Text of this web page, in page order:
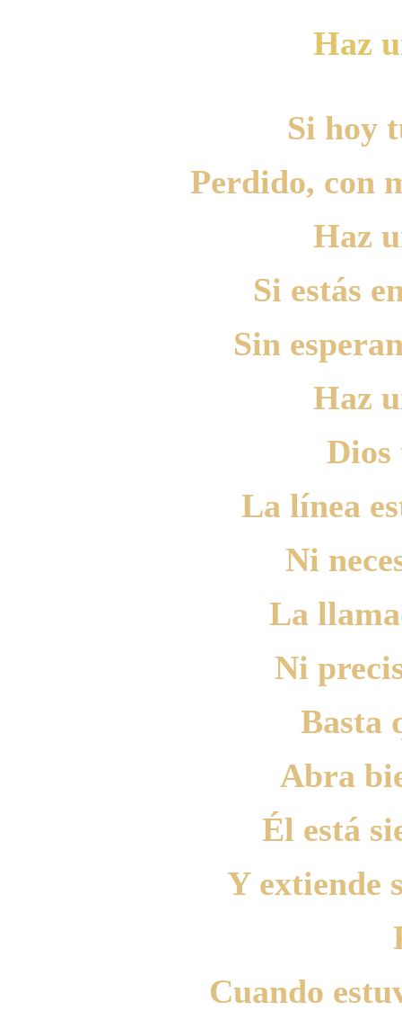
Haz
Si hoy
Perdido, con
Haz
Si estás
Sin
Haz
Dios
La línea
Ni
La
Ni
Basta
Abra
Él está
Y extiende
Cuando